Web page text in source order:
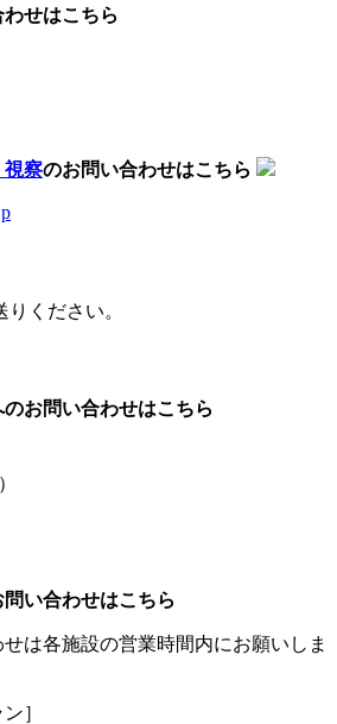
せはこちら
視察のお問い合わせはこちら
ください。
お問い合わせはこちら
い合わせはこちら
は各施設の営業時間内にお願いしま
］